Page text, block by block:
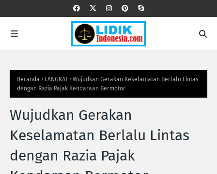
Beranda LANGKAT
Wujudkan Gerakan Keselamatan Berlalu Lintas
dengan Razia Pajak Kendaraan Bermotor
Wujudkan Gerakan
Keselamatan Berlalu Lintas
dengan Razia Pajak